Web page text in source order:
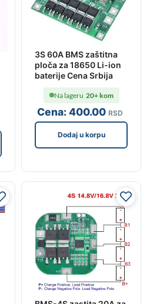
3S 60A BMS zaštitna
ploča za 18650 Li-ion
baterije Cena Srbija
Cena:400.00 RSD
Na lageru 20+ kom
Dodaj u korpu